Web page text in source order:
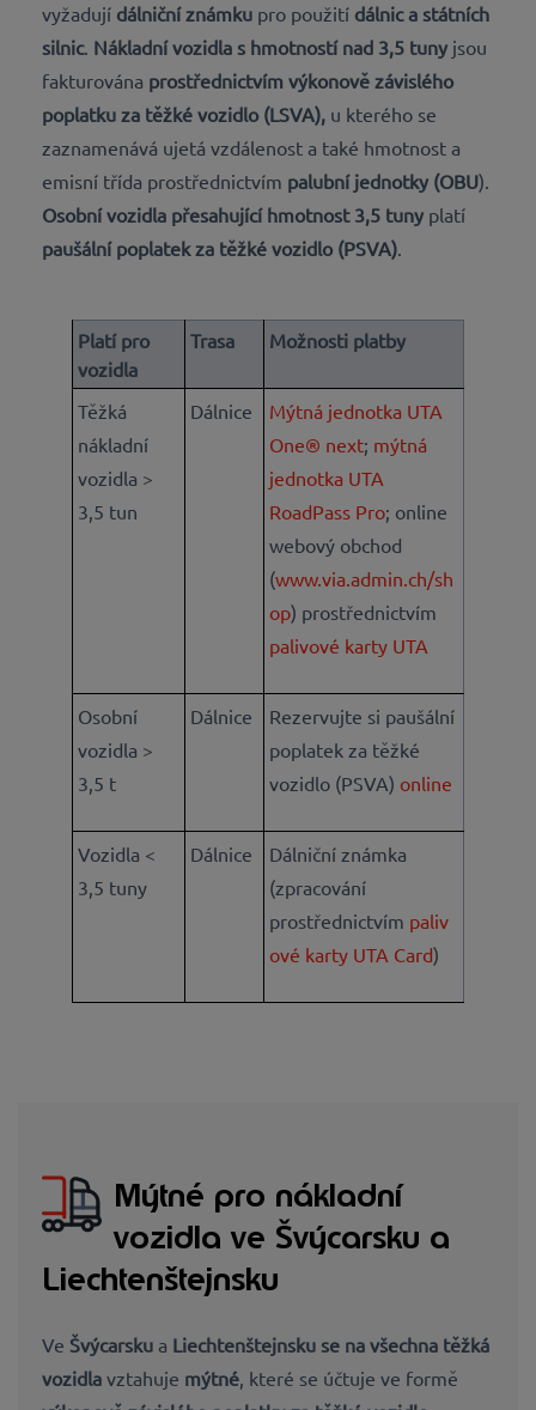
vyžadují dálniční známku pro použití dálnic a státních
silnic. Nákladní vozidla s hmotností nad 3,5 tuny jsou
fakturována prostřednictvím výkonově závislého
poplatku za těžké vozidlo (LSVA), u kterého se
zaznamenává ujetá vzdálenost a také hmotnost a
emisní třída prostřednictvím palubní jednotky (OBU).
Osobní vozidla přesahující hmotnost 3,5 tuny platí
paušální poplatek za těžké vozidlo (PSVA)
Platí pro
vozidla
Trasa Možnosti platby
Těžká
nákladní
vozidla >
3,5 tun
Dálnice
Mýtná jednotka UTA
One® next; mýtná
jednotka UTA
RoadPass Pro; online
webový obchod
(www.via.admin.ch/sh
op) prostřednictvím
palivové karty UTA
Osobní
vozidla >
3,5 t
Dálnice
Rezervujte si paušální
poplatek za těžké
vozidlo (PSVA) online
Vozidla <
3,5 tuny
Dálnice
Dálniční známka
(zpracování
prostřednictvím paliv
ové karty UTA Card)
Mýtné pro nákladní
vozidla ve Švýcarsku a
Liechtenštejnsku
Ve Švýcarsku a Liechtenštejnsku se na všechna těžká
vozidla vztahuje mýtné , které se účtuje ve formě